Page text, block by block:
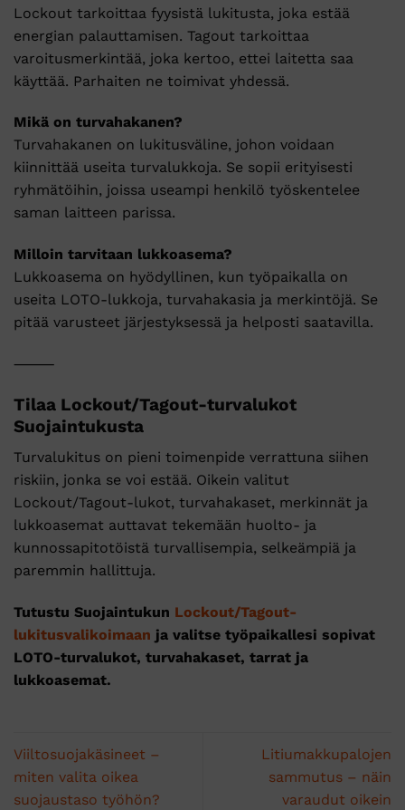
Lockout tarkoittaa fyysistä lukitusta, joka estää
energian palauttamisen. Tagout tarkoittaa
varoitusmerkintää, joka kertoo, ettei laitetta saa
käyttää. Parhaiten ne toimivat yhdessä.
Mikä on turvahakanen?
Turvahakanen on lukitusväline, johon voidaan
kiinnittää useita turvalukkoja. Se sopii erityisesti
ryhmätöihin, joissa useampi henkilö työskentelee
saman laitteen parissa.
Milloin tarvitaan lukkoasema?
Lukkoasema on hyödyllinen, kun työpaikalla on
useita LOTO-lukkoja, turvahakasia ja merkintöjä. Se
pitää varusteet järjestyksessä ja helposti saatavilla.
⸻
Tilaa Lockout/Tagout-turvalukot
Suojaintukusta
Turvalukitus on pieni toimenpide verrattuna siihen
riskiin, jonka se voi estää. Oikein valitut
Lockout/Tagout-lukot, turvahakaset, merkinnät ja
lukkoasemat auttavat tekemään huolto- ja
kunnossapitotöistä turvallisempia, selkeämpiä ja
paremmin hallittuja.
Tutustu Suojaintukun Lockout/Tagout-
lukitusvalikoimaan ja valitse työpaikallesi sopivat
LOTO-turvalukot, turvahakaset, tarrat ja
lukkoasemat.
Viiltosuojakäsineet –
miten valita oikea
suojaustaso työhön?
Litiumakkupalojen
sammutus – näin
varaudut oikein